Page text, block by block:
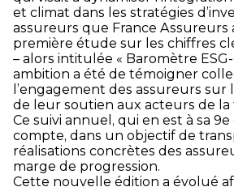
et climat dans les stratégies
assureurs que France Assureurs
première étude sur les chiffres
– alors intitulée « Baromètre ESG-
ambition a été de témoigner
l’engagement des assureurs sur
de leur soutien aux acteurs de la
Ce suivi annuel, qui en est à sa 9e
compte, dans un objectif de
réalisations concrètes des
marge de progression.
Cette nouvelle édition a évolué